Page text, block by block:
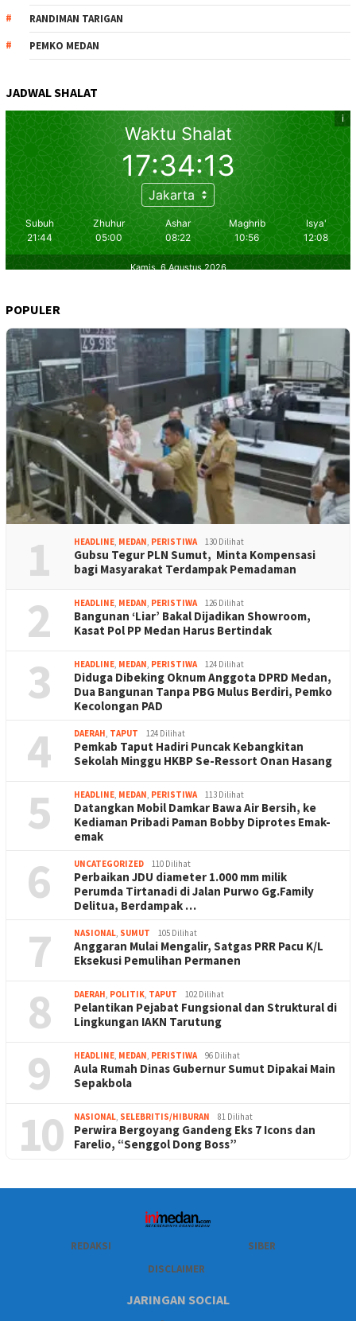
RANDIMAN TARIGAN
PEMKO MEDAN
JADWAL SHALAT
POPULER
1 HEADLINE, MEDAN, PERISTIWA 130 Dilihat
Gubsu Tegur PLN Sumut, Minta Kompensasi
bagi Masyarakat Terdampak Pemadaman
2 HEADLINE, MEDAN, PERISTIWA 126 Dilihat
Bangunan ‘Liar’ Bakal Dijadikan Showroom,
Kasat Pol PP Medan Harus Bertindak
3 HEADLINE, MEDAN, PERISTIWA 124 Dilihat
Diduga Dibeking Oknum Anggota DPRD Medan,
Dua Bangunan Tanpa PBG Mulus Berdiri, Pemko
Kecolongan PAD
4 DAERAH, TAPUT 124 Dilihat
Pemkab Taput Hadiri Puncak Kebangkitan
Sekolah Minggu HKBP Se-Ressort Onan Hasang
5 HEADLINE, MEDAN, PERISTIWA 113 Dilihat
Datangkan Mobil Damkar Bawa Air Bersih, ke
Kediaman Pribadi Paman Bobby Diprotes Emak-
emak
6 UNCATEGORIZED 110 Dilihat
Perbaikan JDU diameter 1.000 mm milik
Perumda Tirtanadi di Jalan Purwo Gg.Family
Delitua, Berdampak …
7 NASIONAL, SUMUT 105 Dilihat
Anggaran Mulai Mengalir, Satgas PRR Pacu K/L
Eksekusi Pemulihan Permanen
8 DAERAH, POLITIK, TAPUT 102 Dilihat
Pelantikan Pejabat Fungsional dan Struktural di
Lingkungan IAKN Tarutung
9 HEADLINE, MEDAN, PERISTIWA 96 Dilihat
Aula Rumah Dinas Gubernur Sumut Dipakai Main
Sepakbola
10 NASIONAL, SELEBRITIS/HIBURAN 81 Dilihat
Perwira Bergoyang Gandeng Eks 7 Icons dan
Farelio, “Senggol Dong Boss”
REDAKSI
SIBER
DISCLAIMER
JARINGAN SOCIAL